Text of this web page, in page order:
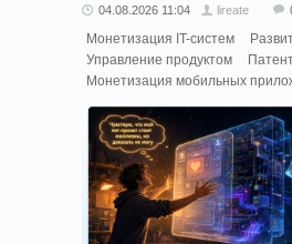
04.08.2026 11:04 lireate
Монетизация IT-систем
Управление продуктом
Монетизация мобильных